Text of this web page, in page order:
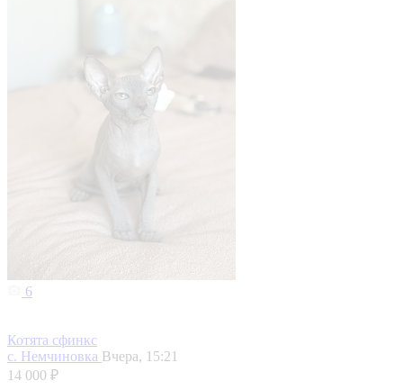
6
Котята сфинкс
с. Немчиновка Вчера, 15:21
14 000 ₽